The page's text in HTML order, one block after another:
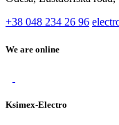
+38 048 234 26 96
We are online
Ksimex-Electro